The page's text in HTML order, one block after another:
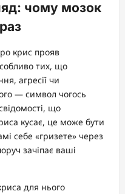
чому мозок
крис прояв
тих, що
агресії чи
— символ чогось
що
кусає, це може бути
себе «гризете» через
зачіпає ваші
для нього